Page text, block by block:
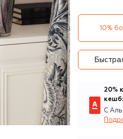
10%
20%
С